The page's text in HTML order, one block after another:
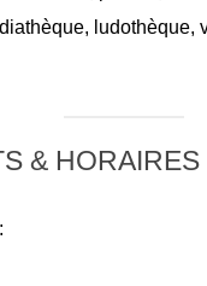
ludothèque,
& HORAIRES
: